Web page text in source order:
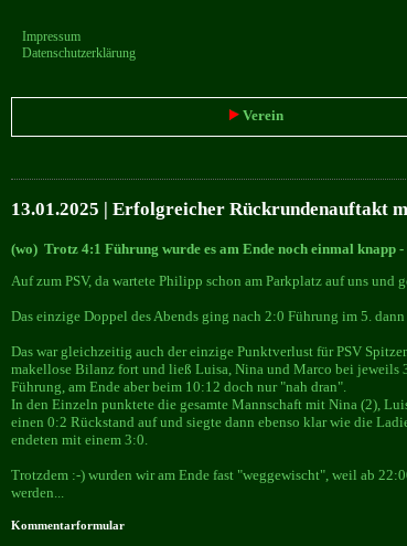
Impressum
Datenschutzerklärung
Verein
13.01.2025 | Erfolgreicher Rückrundenauftakt
(wo) Trotz 4:1 Führung wurde es am Ende noch einmal knapp
Auf zum PSV, da wartete Philipp schon am Parkplatz auf uns und
Das einzige Doppel des Abends ging nach 2:0 Führung im 5.
Das war gleichzeitig auch der einzige Punktverlust für PSV
makellose Bilanz fort und ließ Luisa, Nina und Marco bei jeweils
Führung, am Ende aber beim 10:12 doch nur "nah dran".
In den Einzeln punktete die gesamte Mannschaft mit Nina (2),
einen 0:2 Rückstand auf und siegte dann ebenso klar wie die
endeten mit einem 3:0.
Trotzdem :-) wurden wir am Ende fast "weggewischt", weil ab
werden...
Kommentarformular